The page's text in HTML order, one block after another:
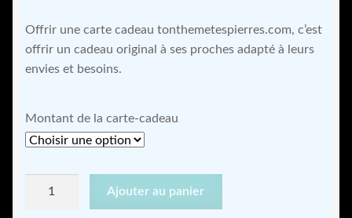
prix :
Offrir une carte cadeau tonthemetespierres.com, c’est
offrir un cadeau original à ses proches adapté à leurs
envies et besoins.
Montant de la carte-cadeau
Ajouter au panier